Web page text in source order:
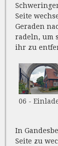
Seite
Geraden
radeln, um
ihr zu
06 -
In
Seite zu